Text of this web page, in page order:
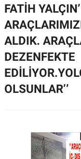
FATİH
ALDIK.
DEZENFEKTE
OLSUNLAR’’